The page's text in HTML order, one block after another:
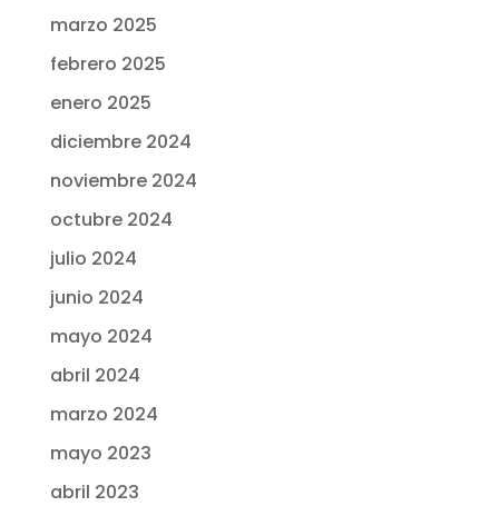
marzo 2025
febrero 2025
enero 2025
diciembre 2024
noviembre 2024
octubre 2024
julio 2024
junio 2024
mayo 2024
abril 2024
marzo 2024
mayo 2023
abril 2023